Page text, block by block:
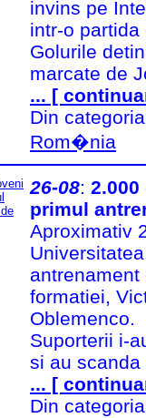
invins pe
intr-o
Golurile
marcate de
... [
Din
Rom�nia
26-08:
primul
Aproximativ
formatiei,
Oblemenco.
Suporterii i-
si au scanda
... [
Din